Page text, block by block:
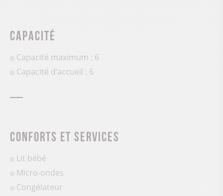
Capacité
Capacité maximum : 6
Capacité d’accueil : 6
Conforts et services
Lit bébé
Micro-ondes
Congélateur